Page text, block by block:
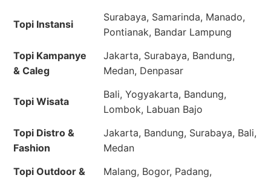
Topi Instansi
Surabaya, Samarinda, Manado,
Pontianak, Bandar Lampung
Topi Kampanye
& Caleg
Jakarta, Surabaya, Bandung,
Medan, Denpasar
Topi Wisata
Bali, Yogyakarta, Bandung,
Lombok, Labuan Bajo
Topi Distro &
Fashion
Jakarta, Bandung, Surabaya, Bali,
Medan
Topi Outdoor &
Malang, Bogor, Padang,